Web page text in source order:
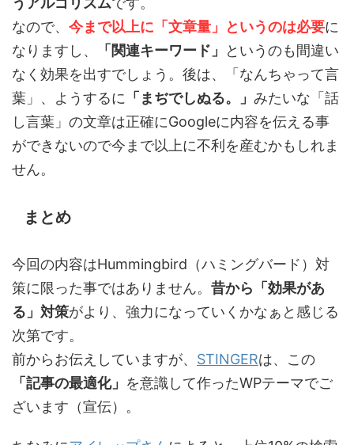
なので、 今まで以上に「文章量」というのは必要に
なりますし、
「関連キーワード」
というのも間違い
なく効果を出すでしょう。後は、「なんちゃって言
葉」、ようするに 「まぢでしぬる。」 みたいな「話
し言葉」の文章は正確にGoogleに内容を伝える事
ができないので今まで以上に不利を産むかもしれま
せん。
まとめ
今回の内容はHummingbird（ハミングバード）対
策に限った事ではありません。 昔から「効果があ
る」対策がより、強力になっていくかなぁと感じる
次第です。
前からお伝えしていますが、 STINGERは、この
「記事の最適化」 を意識して作ったWPテーマでご
ざいます（宣伝）。